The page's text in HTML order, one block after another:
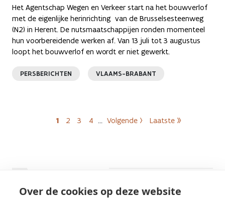
Over de cookies op deze website
Het Agentschap Wegen en Verkeer start na het bouwverlof
met de eigenlijke herinrichting van de Brusselsesteenweg
(N2) in Herent. De nutsmaatschappijen ronden momenteel
hun voorbereidende werken af. Van 13 juli tot 3 augustus
loopt het bouwverlof en wordt er niet gewerkt.
PERSBERICHTEN VLAAMS-BRABANT
Paginering
1 2 3 4 … Volgende › Laatste »